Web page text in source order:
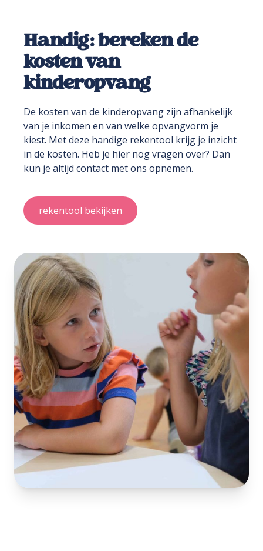
Handig: bereken de
kosten van
kinderopvang
De kosten van de kinderopvang zijn afhankelijk
van je inkomen en van welke opvangvorm je
kiest. Met deze handige rekentool krijg je inzicht
in de kosten. Heb je hier nog vragen over? Dan
kun je altijd contact met ons opnemen.
rekentool bekijken